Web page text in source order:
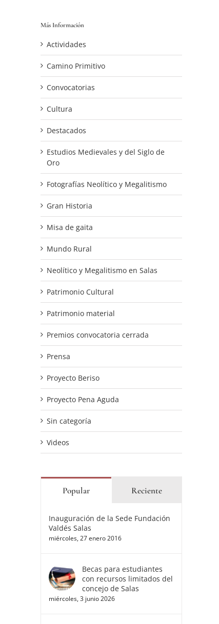
Más Información
Actividades
Camino Primitivo
Convocatorias
Cultura
Destacados
Estudios Medievales y del Siglo de
Oro
Fotografías Neolítico y Megalitismo
Gran Historia
Misa de gaita
Mundo Rural
Neolítico y Megalitismo en Salas
Patrimonio Cultural
Patrimonio material
Premios convocatoria cerrada
Prensa
Proyecto Beriso
Proyecto Pena Aguda
Sin categoría
Videos
Popular Reciente
Inauguración de la Sede Fundación
Valdés Salas
miércoles, 27 enero 2016
Becas para estudiantes
con recursos limitados del
concejo de Salas
miércoles, 3 junio 2026